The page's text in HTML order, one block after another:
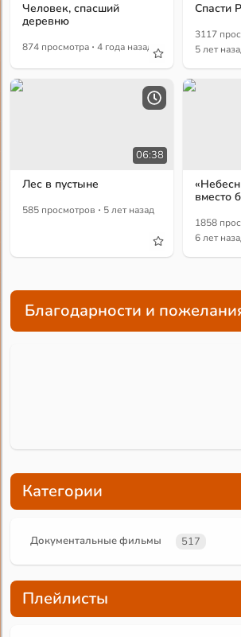
Человек, спасший
деревню
874 просмотра · 4 года назад
Спасти
3117
5 лет
06:38
Лес в пустыне
585 просмотров · 5 лет назад
вместо
1858
6 лет
Благодарности и
Категории
Документальные фильмы 517
Плейлисты